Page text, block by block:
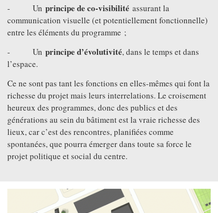
- Un principe de co-visibilité assurant la
communication visuelle (et potentiellement fonctionnelle)
entre les éléments du programme ;
- Un principe d’évolutivité, dans le temps et dans
l’espace.
Ce ne sont pas tant les fonctions en elles-mêmes qui font la
richesse du projet mais leurs interrelations. Le croisement
heureux des programmes, donc des publics et des
générations au sein du bâtiment est la vraie richesse des
lieux, car c’est des rencontres, planifiées comme
spontanées, que pourra émerger dans toute sa force le
projet politique et social du centre.